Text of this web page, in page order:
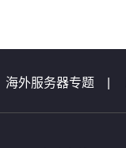
海外服务器专题
| 全球云主机专题